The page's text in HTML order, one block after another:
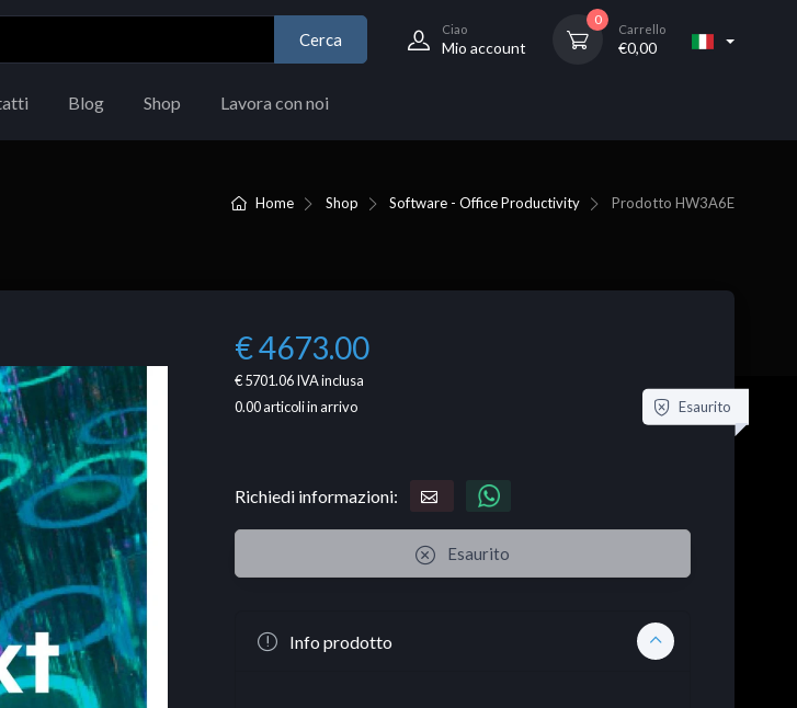
Cerca
Ciao
Mio account
0
Carrello
€0,00
Blog Shop Lavora con noi
Home Shop Software - Office Productivity Prodotto HW3A6E
€ 4673.00
€ 5701.06IVA inclusa
0.00articoli in arrivo Esaurito
Richiedi informazioni:
Esaurito
Info prodotto